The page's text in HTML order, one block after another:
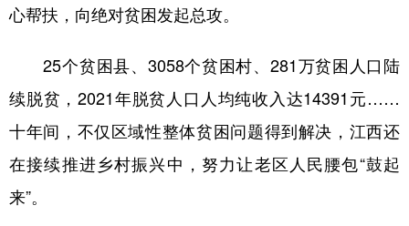
心帮扶，向绝对贫困发起总攻。
25个贫困县、3058个贫困村、281万贫困人口陆
续脱贫，2021年脱贫人口人均纯收入达14391元……
十年间，不仅区域性整体贫困问题得到解决，江西还
在接续推进乡村振兴中，努力让老区人民腰包“鼓起
来”。